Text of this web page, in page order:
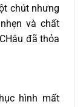
chút nhưng
và chất
đã thỏa
hình mất